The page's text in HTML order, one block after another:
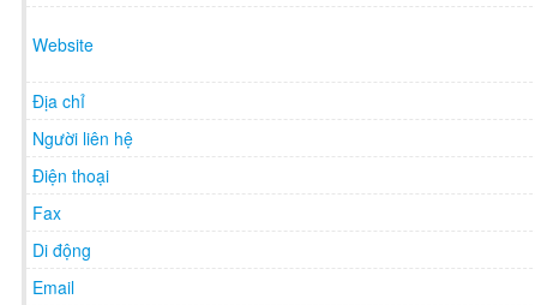
Website
Địa chỉ
Người liên hệ
Điện thoại
Fax
Di động
Email